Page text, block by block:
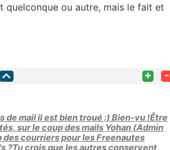
quelconque ou autre, mais le fait et
+ -
de mail il est bien troué :) Bien-vu !Être
sur le coup des mails Yohan (Admin
courriers pour les Freenautes
?Tu crois que les autres conservent